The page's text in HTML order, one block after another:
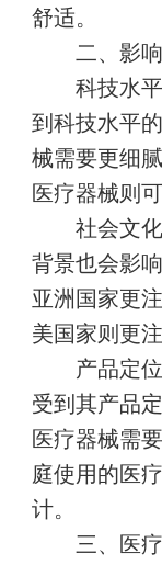
舒适。
二、影
科技水
到科技水平
械需要更细
医疗器械则
社会文
背景也会影
亚洲国家更
美国家则更
产品定
受到其产品
医疗器械需
庭使用的医
计。
三、医